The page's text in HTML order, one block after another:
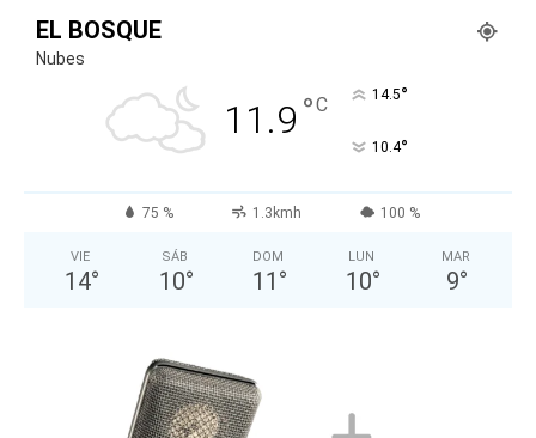
EL BOSQUE
Nubes
11.9 °C 14.5°
10.4°
75 % 1.3kmh 100 %
VIE
14°
SÁB
10°
DOM
11 °
LUN
10°
MAR
9°